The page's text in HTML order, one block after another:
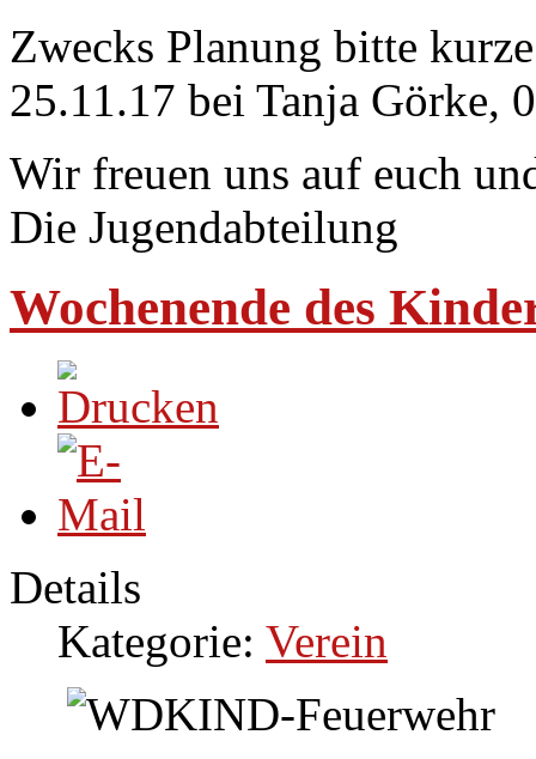
Zwecks Planung bitte
25.11.17 bei Tanja Görke,
Wir freuen uns auf euch
Die Jugendabteilung
Wochenende des
Details
Kategorie: Verein